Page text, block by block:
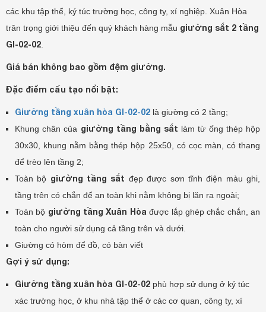
các khu tập thể, ký túc trường học, công ty, xí nghiệp. Xuân Hòa
trân trọng giới thiệu đến quý khách hàng mẫu giường sắt 2 tầng
GI-02-02.
Giá bán không bao gồm đệm giường.
Đặc điểm cấu tạo nổi bật:
Giường tầng xuân hòa GI-02-02 là giường có 2 tầng;
Khung chân của giường tầng bằng sắt làm từ ống thép hộp
30x30, khung nằm bằng thép hộp 25x50, có cọc màn, có thang
để trèo lên tầng 2;
Toàn bộ giường tầng sắt đẹpđược sơn tĩnh điện màu ghi,
tầng trên có chắn để an toàn khi nằm không bị lăn ra ngoài;
Toàn bộ giường tầng Xuân Hòa được lắp ghép chắc chắn, an
toàn cho người sử dụng cả tầng trên và dưới.
Giường có hòm để đồ, có bàn viết
Gợi ý sử dụng:
Giường tầng xuân hòa GI-02-02 phù hợp sử dụng ở ký túc
xác trường học, ở khu nhà tập thể ở các cơ quan, công ty, xí